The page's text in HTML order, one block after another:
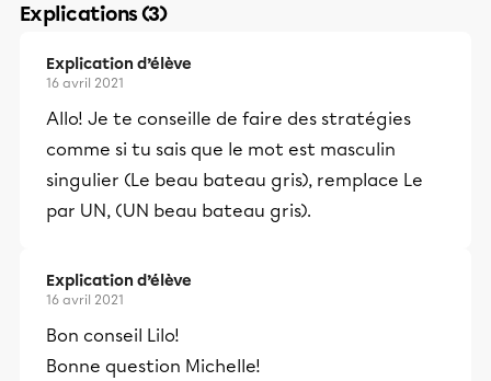
Explications (3)
Explication d’élève
16 avril 2021
Allo! Je te conseille de faire des stratégies
comme si tu sais que le mot est masculin
singulier (Le beau bateau gris), remplace Le
par UN, (UN beau bateau gris).
Explication d’élève
16 avril 2021
Bon conseil Lilo!
Bonne question Michelle!